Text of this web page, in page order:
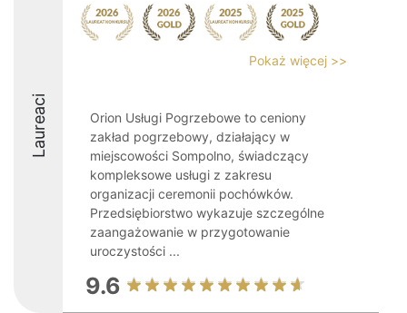
Laureaci
Pokaż więcej >>
Orion Usługi Pogrzebowe to ceniony
zakład pogrzebowy, działający w
miejscowości Sompolno, świadczący
kompleksowe usługi z zakresu
organizacji ceremonii pochówków.
Przedsiębiorstwo wykazuje szczególne
zaangażowanie w przygotowanie
uroczystości ...
9.6